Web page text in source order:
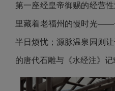
第一座经皇帝御赐的经营
里藏着老福州的慢时光——
半日烦忧；源脉温泉园则
的唐代石雕与《水经注》记